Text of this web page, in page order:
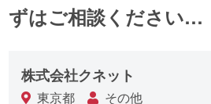
ずはご相談ください…
株式会社クネット
東京都 その他